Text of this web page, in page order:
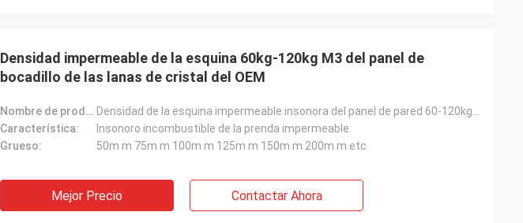
Densidad impermeable de la esquina 60kg-120kg M3 del panel de
bocadillo de las lanas de cristal del OEM
Nombre de producto:
Característica:
Insonoro incombustible de la prenda impermeable
Grueso:
50m m 75m m 100m m 125m m 150m m 200m m etc
Mejor Precio Contactar Ahora